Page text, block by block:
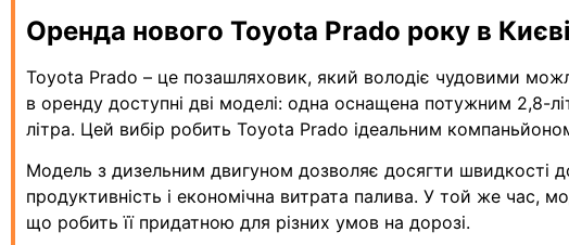
Оренда нового Toyota Prado року в
Toyota Prado – це позашляховик, який володіє чудовими
в оренду доступні дві моделі: одна оснащена потужним
літра. Цей вибір робить Toyota Prado ідеальним
Модель з дизельним двигуном дозволяє досягти швидкості
продуктивність і економічна витрата палива. У той же час,
що робить її придатною для різних умов на дорозі.